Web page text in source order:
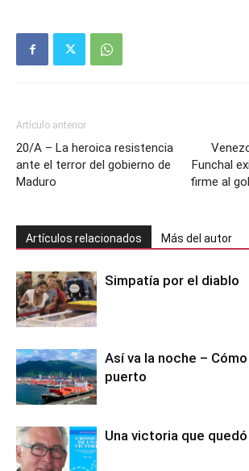
Artículo anterior
20/A – La heroica resistencia
ante el terror del gobierno de
Maduro
Funchal
firme al
Artículos relacionados Más del autor
Simpatía por el diablo
Así va la noche –
puerto
Una victoria que